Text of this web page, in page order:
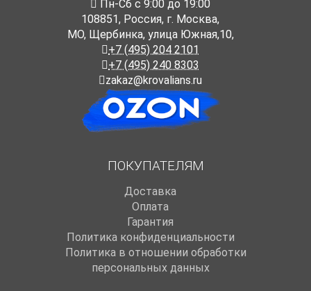
Пн-Cб с 9:00 до 19:00
108851, Россия, г. Москва,
МО, Щербинка, улица Южная,10,
+7 (495) 204 2101
+7 (495) 240 8303
zakaz@krovalians.ru
ПОКУПАТЕЛЯМ
Доставка
Оплата
Гарантия
Политика конфиденциальности
Политика в отношении обработки
персональных данных